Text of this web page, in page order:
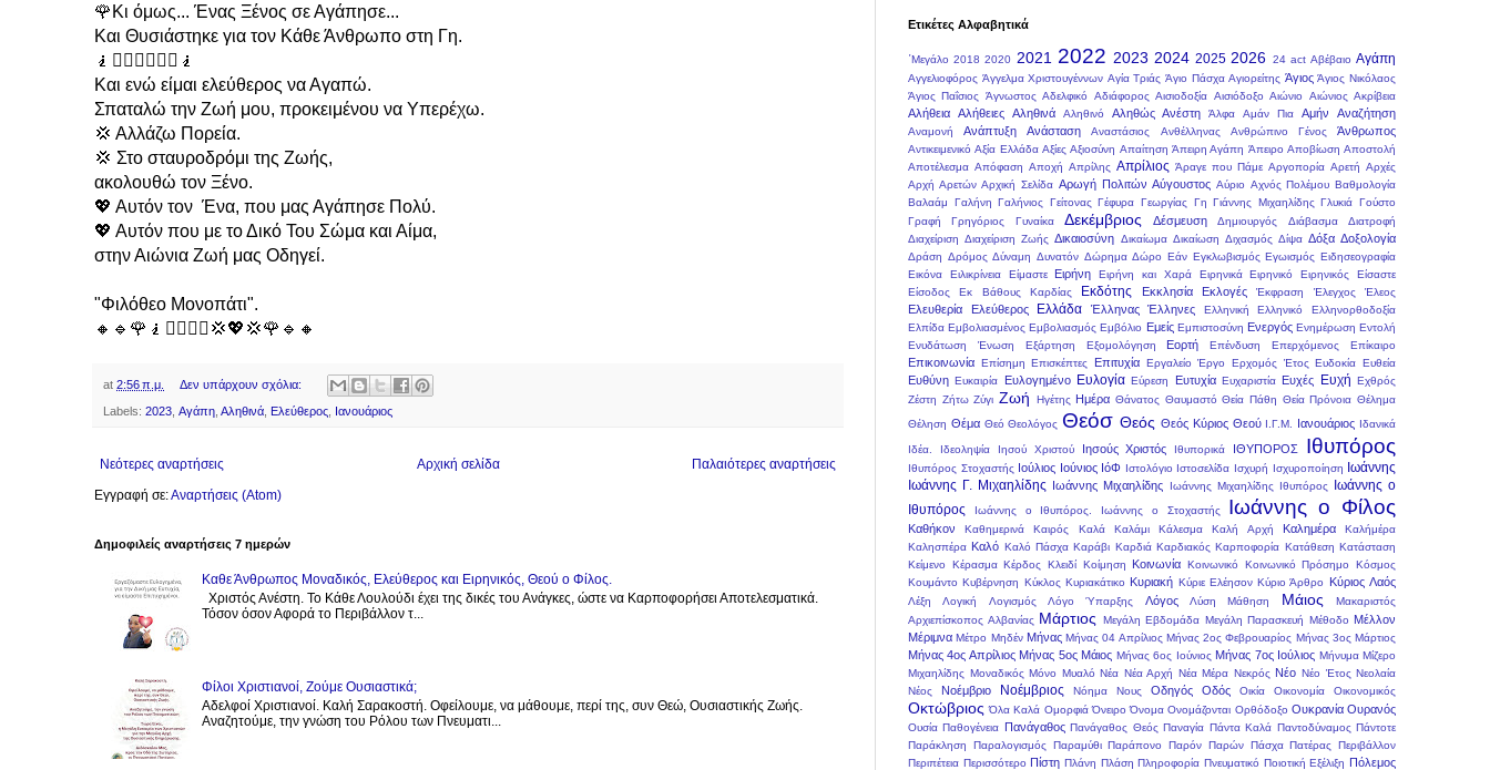
🌹Κι όμως... Ένας Ξένος σε Αγάπησε...
Και Θυσιάστηκε για τον Κάθε Άνθρωπο στη Γη.
🧎🧎‍♂️🧎‍♂️🧎‍♀️🧎
Και ενώ είμαι ελεύθερος να Αγαπώ.
Σπαταλώ την Ζωή μου, προκειμένου να Υπερέχω.
💢 Αλλάζω Πορεία.
💢 Στο σταυροδρόμι της Ζωής,
ακολουθώ τον Ξένο.
💖 Αυτόν τον Ένα, που μας Αγάπησε Πολύ.
💖 Αυτόν που με το Δικό Του Σώμα και Αίμα,
στην Αιώνια Ζωή μας Οδηγεί.
"Φιλόθεο Μονοπάτι".
🔸️🔹️🌹🧎🧎‍♀️🧎‍♂️💢💖💢🌹🔹️🔸️
at 2:56 π.μ. Δεν υπάρχουν σχόλια:
Labels: 2023 Αγάπη Αληθινά Ελεύθερος Ιανουάριος
Νεότερες αναρτήσεις Παλαιότερες αναρτήσεις
Αρχική σελίδα
Εγγραφή σε:Αναρτήσεις (Atom)
Δημοφιλείς αναρτήσεις 7 ημερών
Καθε Άνθρωπος Μοναδικός, Ελεύθερος και Ειρηνικός, Θεού ο Φίλος.
Χριστός Ανέστη. Το Κάθε Λουλούδι έχει της δικές του Ανάγκες, ώστε να Καρποφορήσει Αποτελεσματικά.
Τόσον όσον Αφορά το Περιβάλλον τ...
Φίλοι Χριστιανοί, Ζούμε Ουσιαστικά;
Αδελφοί Χριστιανοί. Καλή Σαρακοστή. Οφείλουμε, να μάθουμε, περί της, συν Θεώ, Ουσιαστικής Ζωής.
Αναζητούμε, την γνώση του Ρόλου των Πνευματι...
Ετικέτες Αλφαβητικά
΄Μεγάλο 2018 2020 2021 2022 2023 2024 2025 2026 24 act Αβέβαιο Αγάπη
Αγγελιοφόρος Άγγελμα Χριστουγέννων Αγία Τριάς Άγιο Πάσχα Αγιορείτης Άγιος Άγιος Νικόλαος
Άγιος Παΐσιος Άγνωστος Αδελφικό Αδιάφορος Αισιοδοξία Αισιόδοξο Αιώνιο Αιώνιος Ακρίβεια
Αλήθεια Αλήθειες Αληθινά Αληθινό Αληθώς Ανέστη Άλφα Αμάν Πια Αμήν Αναζήτηση
Αναμονή Ανάπτυξη Ανάσταση Αναστάσιος Ανθέλληνας Ανθρώπινο Γένος Άνθρωπος
Αντικειμενικό Αξία Ελλάδα Αξίες Αξιοσύνη Απαίτηση Άπειρη Αγάπη Άπειρο Αποβίωση Αποστολή
Αποτέλεσμα Απόφαση Αποχή Απρίλης Απρίλιος Άραγε που Πάμε Αργοπορία Αρετή Αρχές
Αρχή Αρετών Αρχική Σελίδα Αρωγή Πολιτών Αύγουστος Αύριο Αχνός Πολέμου Βαθμολογία
Βαλαάμ
Γαλήνη Γαλήνιος Γείτονας Γέφυρα Γεωργίας Γη Γιάννης Μιχαηλίδης Γλυκιά Γούστο
Γραφή
Γρηγόριος Γυναίκα Δεκέμβριος Δέσμευση Δημιουργός Διάβασμα
Διατροφή
Διαχείριση Διαχείριση Ζωής Δικαιοσύνη Δικαίωμα Δικαίωση Διχασμός Δίψα Δόξα Δοξολογία
Δράση Δρόμος Δύναμη Δυνατόν Δώρημα Δώρο Εάν Εγκλωβισμός Εγωισμός Ειδησεογραφία
Εικόνα
Ειλικρίνεια Είμαστε Ειρήνη Ειρήνη και Χαρά Ειρηνικά Ειρηνικό Ειρηνικός
Είσαστε
Είσοδος
Εκ Βάθους Καρδίας Εκδότης Εκκλησία Εκλογές Έκφραση Έλεγχος Έλεος
Ελευθερία Ελεύθερος Ελλάδα Έλληνας Έλληνες Ελληνική Ελληνικό
Ελληνορθοδοξία
Ελπίδα Εμβολιασμένος Εμβολιασμός Εμβόλιο Εμείς Εμπιστοσύνη Ενεργός Ενημέρωση Εντολή
Ενυδάτωση
Ένωση Εξάρτηση Εξομολόγηση Εορτή Επένδυση Επερχόμενος Επίκαιρο
Επικοινωνία Επίσημη Επισκέπτες Επιτυχία Εργαλείο Έργο Ερχομός Έτος Ευδοκία Ευθεία
Ευθύνη Ευκαιρία Ευλογημένο Ευλογία Εύρεση Ευτυχία Ευχαριστία Ευχές Ευχή Εχθρός
Ζέστη Ζήτω Ζύγι Ζωή Ηγέτης Ημέρα Θάνατος Θαυμαστό Θεία Πάθη Θεία Πρόνοια Θέλημα
Θέληση Θέμα Θεό Θεολόγος Θεόσ Θεός Θεός Κύριος Θεού Ι.Γ.Μ. Ιανουάριος Ιδανικά
Ιδέα. Ιδεοληψία Ιησού Χριστού Ιησούς Χριστός Ιθυπορικά ΙΘΥΠΟΡΟΣ Ιθυπόρος
Ιθυπόρος Στοχαστής Ιούλιος Ιούνιος ΙόΦ Ιστολόγιο Ιστοσελίδα Ισχυρή Ισχυροποίηση Ιωάννης
Ιωάννης Γ. Μιχαηλίδης Ιωάννης Μιχαηλίδης Ιωάννης Μιχαηλίδης Ιθυπόρος Ιωάννης ο
Ιθυπόρος
Ιωάννης ο Ιθυπόρος. Ιωάννης ο Στοχαστής Ιωάννης ο Φίλος
Καθήκον Καθημερινά Καιρός Καλά Καλάμι Κάλεσμα Καλή Αρχή Καλημέρα
Καλήμέρα
Καλησπέρα Καλό Καλό Πάσχα Καράβι Καρδιά Καρδιακός Καρποφορία Κατάθεση Κατάσταση
Κείμενο
Κέρασμα Κέρδος Κλειδί Κοίμηση Κοινωνία Κοινωνικό Κοινωνικό Πρόσημο
Κόσμος
Κουμάντο Κυβέρνηση Κύκλος Κυριακάτικο Κυριακή Κύριε Ελέησον Κύριο Άρθρο Κύριος Λαός
Λέξη Λογική Λογισμός Λόγο Ύπαρξης Λόγος Λύση Μάθηση Μάιος
Μακαριστός
Αρχιεπίσκοπος Αλβανίας Μάρτιος Μεγάλη Εβδομάδα Μεγάλη Παρασκευή Μέθοδο Μέλλον
Μέριμνα Μέτρο Μηδέν Μήνας Μήνας 04 Απρίλιος Μήνας 2ος Φεβρουαρίος Μήνας 3ος Μάρτιος
Μήνας 4ος Απρίλιος Μήνας 5ος Μάιος Μήνας 6ος Ιούνιος Μήνας 7ος Ιούλιος Μήνυμα Μίζερο
Μιχαηλίδης Μοναδικός Μόνο Μυαλό Νέα Νέα Αρχή Νέα Μέρα Νεκρός Νέο Νέο Έτος Νεολαία
Νέος
Νοέμβριο Νοέμβριος Νόημα Νους Οδηγός Οδός Οικία Οικονομία Οικονομικός
Οκτώβριος Όλα Καλά Ομορφιά Όνειρο Όνομα Ονομάζονται Ορθόδοξο Ουκρανία Ουρανός
Ουσία Παθογένεια Πανάγαθος Πανάγαθος Θεός Παναγία Πάντα Καλά Παντοδύναμος Πάντοτε
Παράκληση
Παραλογισμός Παραμύθι Παράπονο Παρόν Παρών Πάσχα Πατέρας Περιβάλλον
Περιπέτεια Περισσότερο Πίστη Πλάνη Πλάση Πληροφορία Πνευματικό Ποιοτική Εξέλιξη Πόλεμος